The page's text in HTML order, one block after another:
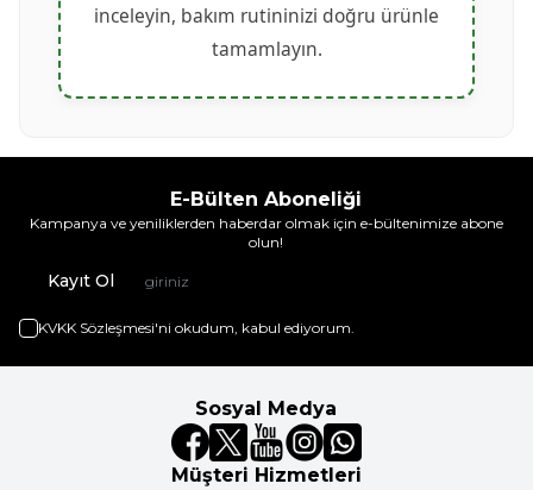
inceleyin, bakım rutininizi doğru ürünle
tamamlayın.
E-Bülten Aboneliği
Kampanya ve yeniliklerden haberdar olmak için e-bültenimize abone
olun!
Kayıt Ol
KVKK Sözleşmesi'ni okudum, kabul ediyorum.
Sosyal Medya
Müşteri Hizmetleri